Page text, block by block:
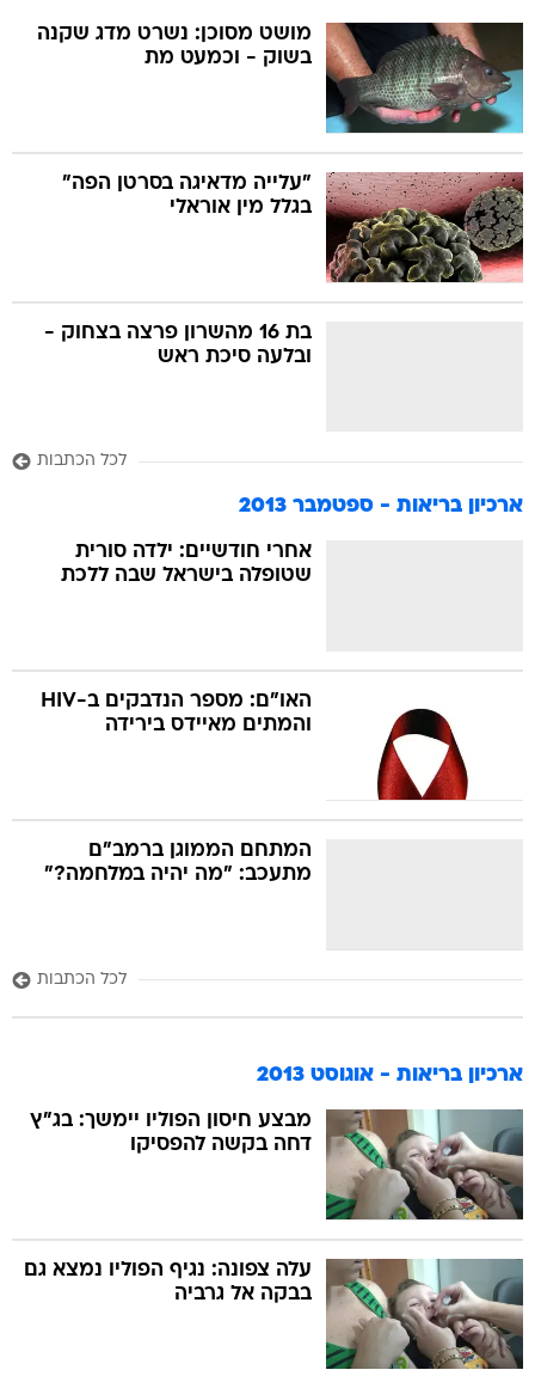
מושט מסוכן: נשרט מדג שקנה
בשוק - וכמעט מת
"עלייה מדאיגה בסרטן הפה" 
בגלל מין אוראלי
בת 16 מהשרון פרצה בצחוק -
ובלעה סיכת ראש
לכל הכתבות
ארכיון בריאות - ספטמבר 2013
אחרי חודשיים: ילדה סורית
שטופלה בישראל שבה ללכת
האו"ם: מספר הנדבקים ב-HIV
והמתים מאיידס בירידה
המתחם הממוגן ברמב"ם
מתעכב: "מה יהיה במלחמה?"
לכל הכתבות
ארכיון בריאות - אוגוסט 2013
מבצע חיסון הפוליו יימשך: בג"ץ
דחה בקשה להפסיקו
עלה צפונה: נגיף הפוליו נמצא גם
בבקה אל גרביה